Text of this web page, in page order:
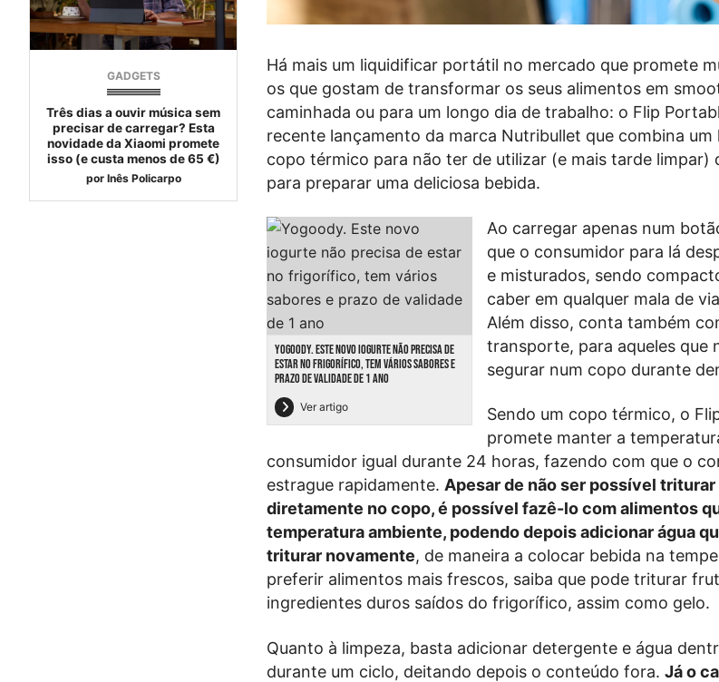
GADGETS
Três dias a ouvir música sem
precisar de carregar? Esta
novidade da Xiaomi promete
isso (e custa menos de 65 €)
por Inês Policarpo
Há mais um liquidificar portátil no mercado que promete
os que gostam de transformar os seus alimentos em
caminhada ou para um longo dia de trabalho: o Flip
recente lançamento da marca Nutribullet que combina um
copo térmico para não ter de utilizar (e mais tarde limpar)
para preparar uma deliciosa bebida.
YOGOODY. ESTE NOVO IOGURTE NÃO PRECISA DE
ESTAR NO FRIGORÍFICO, TEM VÁRIOS SABORES E
PRAZO DE VALIDADE DE 1 ANO
Ver artigo
Ao carregar apenas num
que o consumidor para lá
e misturados, sendo
caber em qualquer mala de
Além disso, conta também
transporte, para aqueles que
segurar num copo durante
Sendo um copo térmico, o
promete manter a
consumidor igual durante 24 horas, fazendo com que o
estrague rapidamente.Apesar de não ser possível
diretamente no copo, é possível fazê-lo com alimentos
temperatura ambiente, podendo depois adicionar água
triturar novamente, de maneira a colocar bebida na
preferir alimentos mais frescos, saiba que pode triturar
ingredientes duros saídos do frigorífico, assim como gelo.
Quanto à limpeza, basta adicionar detergente e água
durante um ciclo, deitando depois o conteúdo fora.Já o